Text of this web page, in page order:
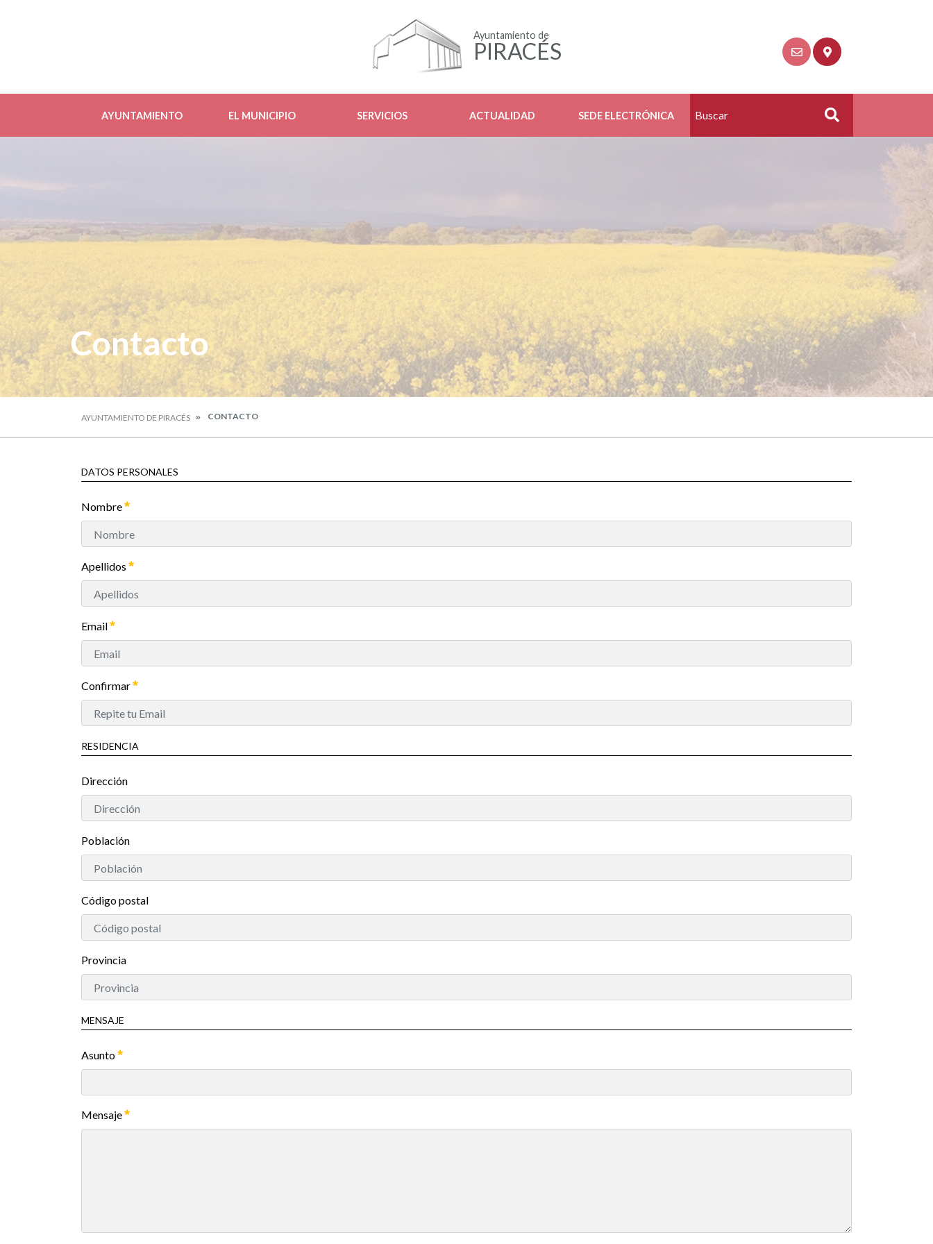
Ayuntamiento de
PIRACÉS
AYUNTAMIENTO EL MUNICIPIO SERVICIOS ACTUALIDAD SEDE ELECTRÓNICA Buscar
Contacto
AYUNTAMIENTO DE PIRACÉS CONTACTO
DATOS PERSONALES
Nombre
Apellidos
Email
Confirmar
RESIDENCIA
Dirección
Población
Código postal
Provincia
MENSAJE
Asunto
Mensaje